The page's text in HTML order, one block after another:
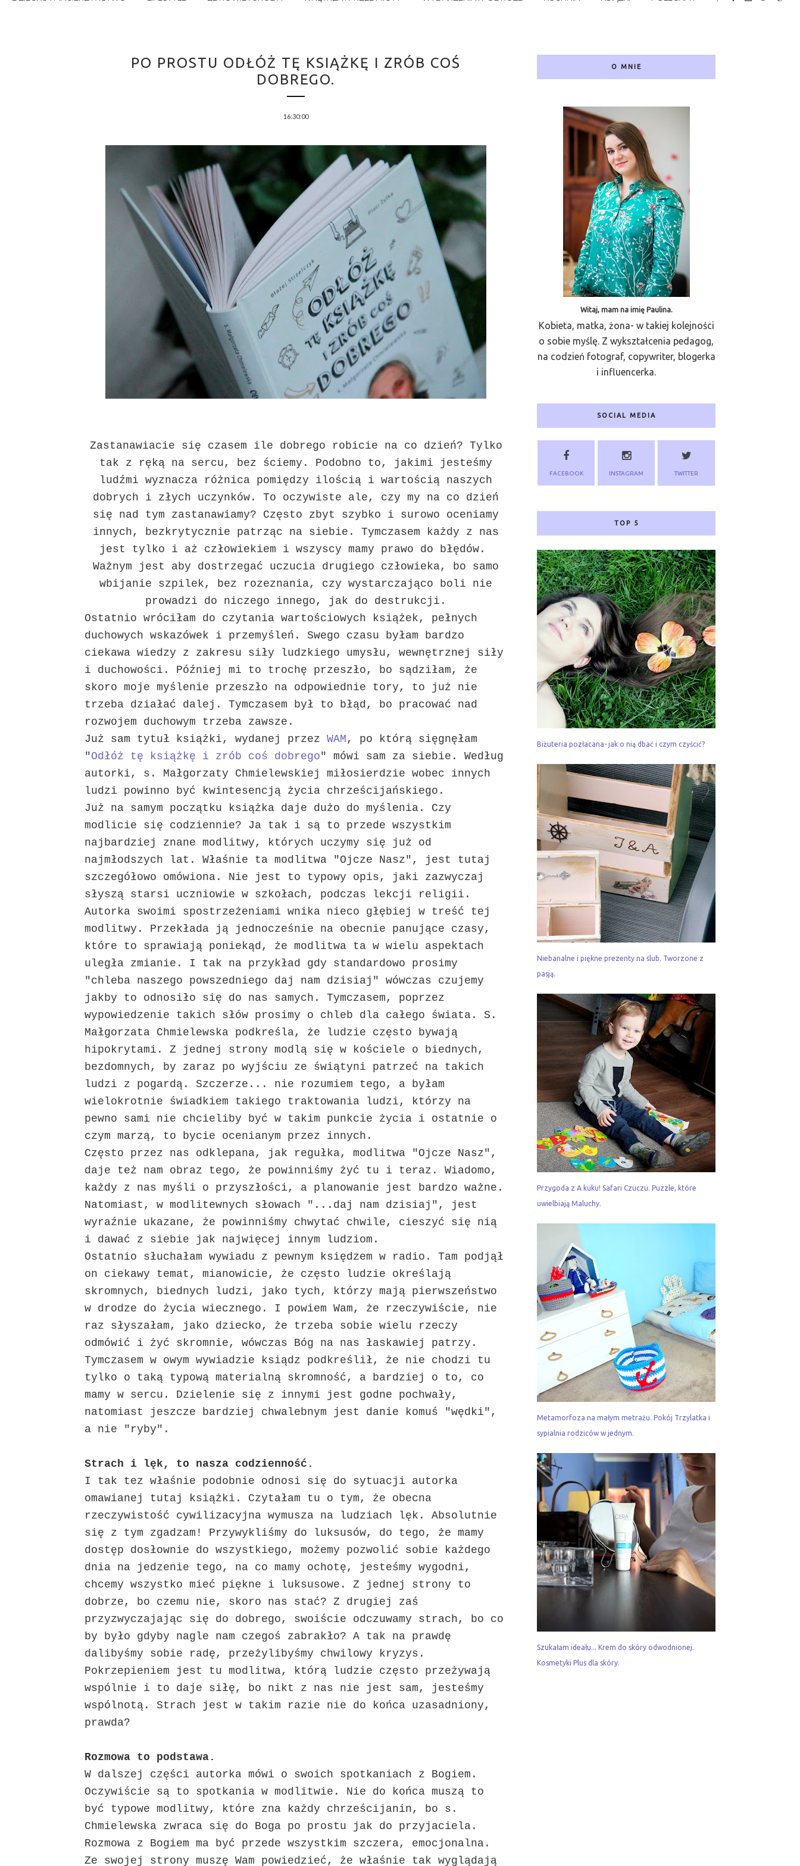
PO PROSTU ODŁÓŻ TĘ KSIĄŻKĘ I ZRÓB COŚ
DOBREGO.
16:30:00
Zastanawiacie się czasem ile dobrego robicie na co dzień? Tylko
tak z ręką na sercu, bez ściemy. Podobno to, jakimi jesteśmy
ludźmi wyznacza różnica pomiędzy ilością i wartością naszych
dobrych i złych uczynków. To oczywiste ale, czy my na co dzień
się nad tym zastanawiamy? Często zbyt szybko i surowo oceniamy
innych, bezkrytycznie patrząc na siebie. Tymczasem każdy z nas
jest tylko i aż człowiekiem i wszyscy mamy prawo do błędów.
Ważnym jest aby dostrzegać uczucia drugiego człowieka, bo samo
wbijanie szpilek, bez rozeznania, czy wystarczająco boli nie
prowadzi do niczego innego, jak do destrukcji.
Ostatnio wróciłam do czytania wartościowych książek, pełnych
duchowych wskazówek i przemyśleń. Swego czasu byłam bardzo
ciekawa wiedzy z zakresu siły ludzkiego umysłu, wewnętrznej siły
i duchowości. Później mi to trochę przeszło, bo sądziłam, że
skoro moje myślenie przeszło na odpowiednie tory, to już nie
trzeba działać dalej. Tymczasem był to błąd, bo pracować nad
rozwojem duchowym trzeba zawsze.
Już sam tytuł książki, wydanej przez WAM , po którą sięgnęłam
"Odłóż tę książkę i zrób coś dobrego" mówi sam za siebie. Według
autorki, s. Małgorzaty Chmielewskiej miłosierdzie wobec innych
ludzi powinno być kwintesencją życia chrześcijańskiego.
Już na samym początku książka daje dużo do myślenia. Czy
modlicie się codziennie? Ja tak i są to przede wszystkim
najbardziej znane modlitwy, których uczymy się już od
najmłodszych lat. Właśnie ta modlitwa "Ojcze Nasz", jest tutaj
szczegółowo omówiona. Nie jest to typowy opis, jaki zazwyczaj
słyszą starsi uczniowie w szkołach, podczas lekcji religii.
Autorka swoimi spostrzeżeniami wnika nieco głębiej w treść tej
modlitwy. Przekłada ją jednocześnie na obecnie panujące czasy,
które to sprawiają poniekąd, że modlitwa ta w wielu aspektach
uległa zmianie. I tak na przykład gdy standardowo prosimy
"chleba naszego powszedniego daj nam dzisiaj" wówczas czujemy
jakby to odnosiło się do nas samych. Tymczasem, poprzez
wypowiedzenie takich słów prosimy o chleb dla całego świata. S.
Małgorzata Chmielewska podkreśla, że ludzie często bywają
hipokrytami. Z jednej strony modlą się w kościele o biednych,
bezdomnych, by zaraz po wyjściu ze świątyni patrzeć na takich
ludzi z pogardą. Szczerze... nie rozumiem tego, a byłam
wielokrotnie świadkiem takiego traktowania ludzi, którzy na
pewno sami nie chcieliby być w takim punkcie życia i ostatnie o
czym marzą, to bycie ocenianym przez innych.
Często przez nas odklepana, jak regułka, modlitwa "Ojcze Nasz",
daje też nam obraz tego, że powinniśmy żyć tu i teraz. Wiadomo,
każdy z nas myśli o przyszłości, a planowanie jest bardzo ważne.
Natomiast, w modlitewnych słowach "...daj nam dzisiaj", jest
wyraźnie ukazane, że powinniśmy chwytać chwile, cieszyć się nią
i dawać z siebie jak najwięcej innym ludziom.
Ostatnio słuchałam wywiadu z pewnym księdzem w radio. Tam podjął
on ciekawy temat, mianowicie, że często ludzie określają
skromnych, biednych ludzi, jako tych, którzy mają pierwszeństwo
w drodze do życia wiecznego. I powiem Wam, że rzeczywiście, nie
raz słyszałam, jako dziecko, że trzeba sobie wielu rzeczy
odmówić i żyć skromnie, wówczas Bóg na nas łaskawiej patrzy.
Tymczasem w owym wywiadzie ksiądz podkreślił, że nie chodzi tu
tylko o taką typową materialną skromność, a bardziej o to, co
mamy w sercu. Dzielenie się z innymi jest godne pochwały,
natomiast jeszcze bardziej chwalebnym jest danie komuś "wędki",
a nie "ryby".
Strach i lęk, to nasza codzienność.
I tak tez właśnie podobnie odnosi się do sytuacji autorka
omawianej tutaj książki. Czytałam tu o tym, że obecna
rzeczywistość cywilizacyjna wymusza na ludziach lęk. Absolutnie
się z tym zgadzam! Przywykliśmy do luksusów, do tego, że mamy
dostęp dosłownie do wszystkiego, możemy pozwolić sobie każdego
dnia na jedzenie tego, na co mamy ochotę, jesteśmy wygodni,
chcemy wszystko mieć piękne i luksusowe. Z jednej strony to
dobrze, bo czemu nie, skoro nas stać? Z drugiej zaś
przyzwyczajając się do dobrego, swoiście odczuwamy strach, bo co
by było gdyby nagle nam czegoś zabrakło? A tak na prawdę
dalibyśmy sobie radę, przeżylibyśmy chwilowy kryzys.
Pokrzepieniem jest tu modlitwa, którą ludzie często przeżywają
wspólnie i to daje siłę, bo nikt z nas nie jest sam, jesteśmy
wspólnotą. Strach jest w takim razie nie do końca uzasadniony,
prawda?
Rozmowa to podstawa.
W dalszej części autorka mówi o swoich spotkaniach z Bogiem.
Oczywiście są to spotkania w modlitwie. Nie do końca muszą to
być typowe modlitwy, które zna każdy chrześcijanin, bo s.
Chmielewska zwraca się do Boga po prostu jak do przyjaciela.
Rozmowa z Bogiem ma być przede wszystkim szczera, emocjonalna.
Ze swojej strony muszę Wam powiedzieć, że właśnie tak wyglądają
O MNIE
Witaj, mam na imię Paulina.
Kobieta, matka, żona- w takiej kolejności
o sobie myślę. Z wykształcenia pedagog,
na codzień fotograf, copywriter, blogerka
i influencerka.
SOCIAL MEDIA
FACEBOOK INSTAGRAM TWITTER
TOP 5
Biżuteria pozłacana- jak o nią dbać i czym czyścić?
Niebanalne i piękne prezenty na ślub. Tworzone z
pasją.
Przygoda z A kuku! Safari Czuczu. Puzzle, które
uwielbiają Maluchy.
Metamorfoza na małym metrażu. Pokój Trzylatka i
sypialnia rodziców w jednym.
Szukałam ideału... Krem do skóry odwodnionej.
Kosmetyki Plus dla skóry.